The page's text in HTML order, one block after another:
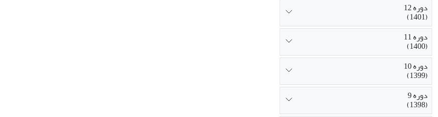
دوره 12
(1401)
دوره 11
(1400)
دوره 10
(1399)
دوره 9
(1398)